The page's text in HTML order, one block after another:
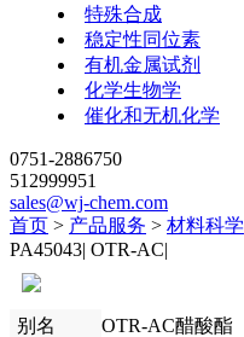
特殊合成
稳定性同位素
有机金属试剂
化学生物学
催化和无机化学
0751-2886750
512999951
sales@wj-chem.com
首页 > 产品服务 > 材料科学
PA45043| OTR-AC|
别名
OTR-AC醋酸酯